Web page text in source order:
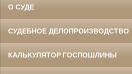
О СУДЕ
СУДЕБНОЕ ДЕЛОПРОИЗВОДСТВО
КАЛЬКУЛЯТОР ГОСПОШЛИНЫ